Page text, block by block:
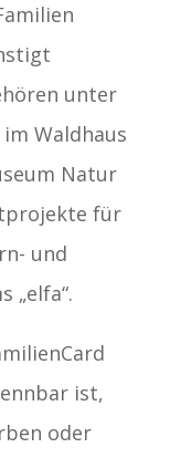
unter
Waldhaus
Natur
für
und
„elfa“.
ist,
oder